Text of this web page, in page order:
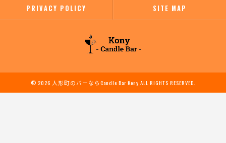
PRIVACY POLICY SITE MAP
© 2026 人形町のバーならCandle Bar Kony ALL RIGHTS RESERVED.